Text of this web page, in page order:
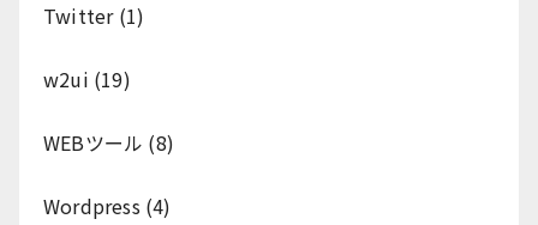
Twitter(1)
w2ui (19)
WEBツール (8)
Wordpress (4)